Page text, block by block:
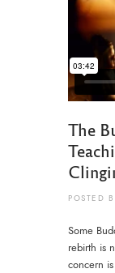
The
POSTED
Some
rebirth is
concern